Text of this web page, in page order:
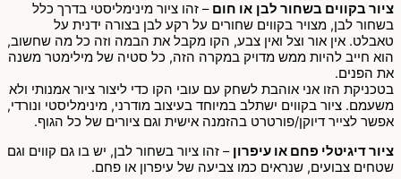
ציור בקווים בשחור לבן או חום – זהו ציור מינימליסטי בדרך כלל
בשחור לבן, מצויר בקווים שחורים על רקע לבן בצורה ידנית על
טאבלט. אין אור וצל ואין צבע, הקו מקבל את הבמה וזה כל מה שחשוב,
הוא חייב להיות ממש מדויק במקרה הזה, כל סטיה של מילימטר משנה
את הפנים.
בטכניקת הזו אני אוהבת לשחק עם עובי הקו כדי ליצור ציור אמנותי ולא
משעמם. ציור בקווים ישתלב במיוחד בעיצוב מודרני, מינימליסטי ונורדי,
אפשר לצייר דיוקן/פורטרט בהזמנה אישית וגם ציורים של כל הגוף.
ציור דיגיטלי פחם או עיפרון – זהו ציור בשחור לבן, יש בו גם קווים וגם
שטחים צבועים, שנראים כמו צביעה של עיפרון או פחם.